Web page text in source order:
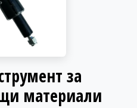
за
материали